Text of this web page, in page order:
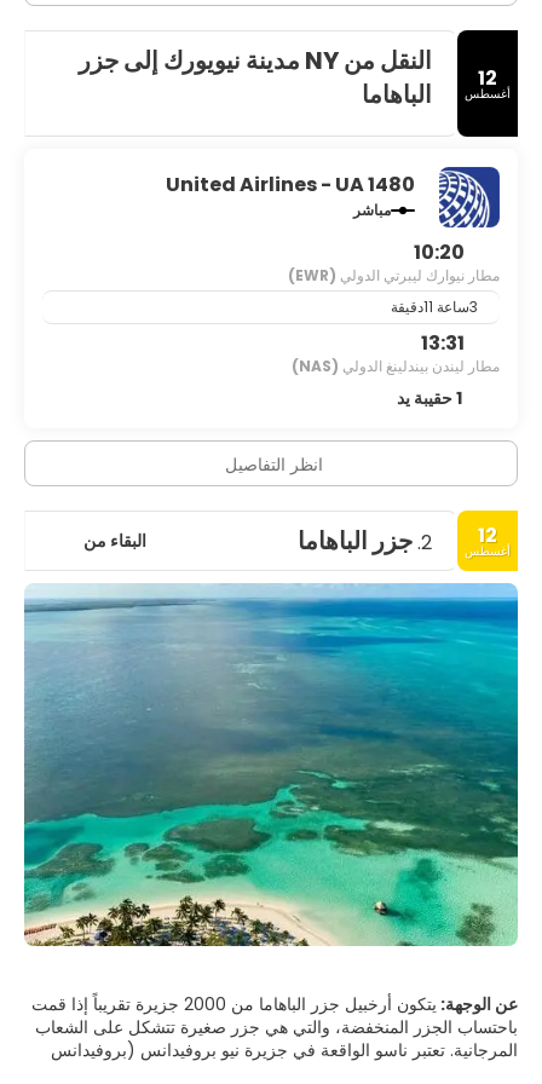
12
أغسطس
النقل من NY مدينة نيويورك إلى جزر
الباهاما
United Airlines - UA 1480
مباشر
10:20
مطار نيوارك ليبرتي الدولي (EWR)
13:31
مطار ليندن بيندلينغ الدولي (NAS)
1 حقيبة يد
انظر التفاصيل
12
أغسطس 2. جزر الباهاما البقاء من
عن الوجهة:
يتكون أرخبيل جزر الباهاما من 2000 جزيرة تقريباً إذا قمت
باحتساب الجزر المنخفضة، والتي هي جزر صغيرة تتشكل على الشعاب
المرجانية. تعتبر ناسو الواقعة في جزيرة نيو بروفيدانس (بروفيدانس